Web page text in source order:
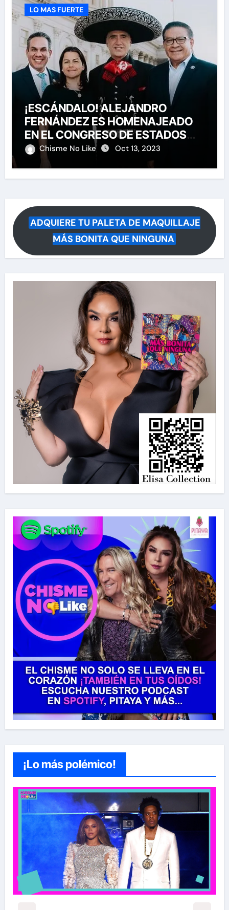
LO MAS FUERTE
¡ESCÁNDALO! ALEJANDRO
FERNÁNDEZ ES HOMENAJEADO
EN EL CONGRESO DE ESTADOS
UNIDOS
Chisme No Like Oct 13, 2023
ADQUIERE TU PALETA DE MAQUILLAJE
MÁS BONITA QUE NINGUNA
¡Lo más polémico!